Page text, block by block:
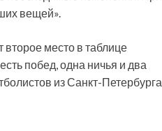
вещей».
место в таблице
побед, одна ничья и два
из Санкт-Петербурга